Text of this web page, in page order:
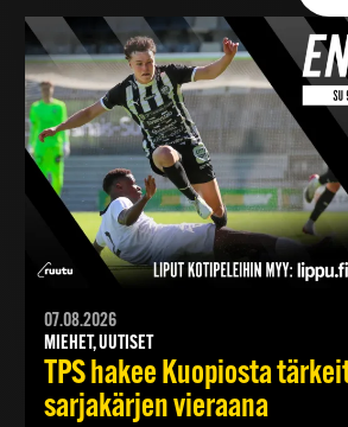
07.08.2026
MIEHET, UUTISET
TPS hakee Kuopiosta
sarjakärjen vieraana